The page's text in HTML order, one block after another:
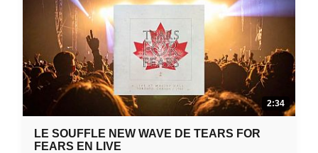
2:34
LE SOUFFLE NEW WAVE DE TEARS FOR
FEARS EN LIVE